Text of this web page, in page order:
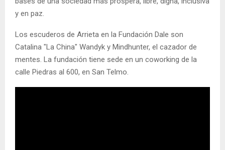
y en paz.
Los escuderos de Arrieta en la Fundación Dale son
Catalina "La China" Wandyk y Mindhunter, el cazador de
mentes. La fundación tiene sede en un coworking de la
calle Piedras al 600, en San Telmo.